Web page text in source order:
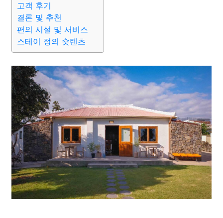
고객 후기
결론 및 추천
편의 시설 및 서비스
스테이 정의 숏텐츠